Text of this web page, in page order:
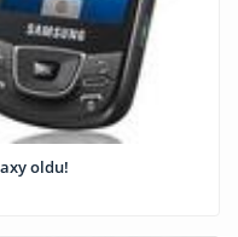
oldu!